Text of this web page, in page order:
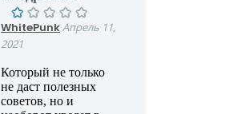
WhitePunkАпрель 11,
2021
Который не только
не даст полезных
советов, но и